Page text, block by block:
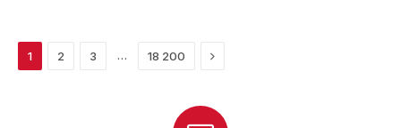
1 2 3 … 18 200 Next